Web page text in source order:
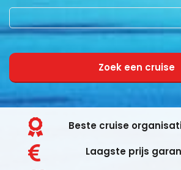
Zoek een cruise
Beste cruise
Laagste prijs